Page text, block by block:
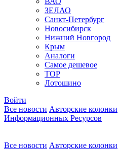
ЗЕЛАО
Санкт-Петербург
Новосибирск
Нижний Новгород
Крым
Аналоги
Самое дешевое
TOP
Лотошино
Войти
Все новости Авторские колонки
Информационных Ресурсов
Все новости Авторские колонки